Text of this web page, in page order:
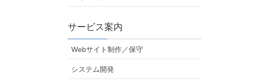
サービス案内
Webサイト制作／保守
システム開発